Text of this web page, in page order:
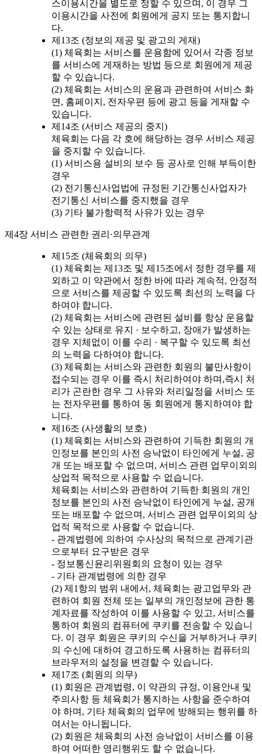
스이용시간을 별도로 정할 수 있으며, 이 경우 그
이용시간을 사전에 회원에게 공지 또는 통지합니
다.
제13조 (정보의 제공 및 광고의 게재)
(1) 체육회는 서비스를 운용함에 있어서 각종 정보
를 서비스에 게재하는 방법 등으로 회원에게 제공
할 수 있습니다.
(2) 체육회는 서비스의 운용과 관련하여 서비스 화
면, 홈페이지, 전자우편 등에 광고 등을 게재할 수
있습니다.
제14조 (서비스 제공의 중지)
체육회는 다음 각 호에 해당하는 경우 서비스 제공
을 중지할 수 있습니다.
(1) 서비스용 설비의 보수 등 공사로 인해 부득이한
경우
(2) 전기통신사업법에 규정된 기간통신사업자가
전기통신 서비스를 중지했을 경우
(3) 기타 불가항력적 사유가 있는 경우
제4장 서비스 관련한 권리·의무관계
제15조 (체육회의 의무)
(1) 체육회는 제13조 및 제15조에서 정한 경우를 제
외하고 이 약관에서 정한 바에 따라 계속적, 안정적
으로 서비스를 제공할 수 있도록 최선의 노력을 다
하여야 합니다.
(2) 체육회는 서비스에 관련된 설비를 항상 운용할
수 있는 상태로 유지 · 보수하고, 장애가 발생하는
경우 지체없이 이를 수리 · 복구할 수 있도록 최선
의 노력을 다하여야 합니다.
(3) 체육회는 서비스와 관련한 회원의 불만사항이
접수되는 경우 이를 즉시 처리하여야 하며,즉시 처
리가 곤란한 경우 그 사유와 처리일정을 서비스 또
는 전자우편를 통하여 동 회원에게 통지하여야 합
니다.
제16조 (사생활의 보호)
(1) 체육회는 서비스와 관련하여 기득한 회원의 개
인정보를 본인의 사전 승낙없이 타인에게 누설, 공
개 또는 배포할 수 없으며, 서비스 관련 업무이외의
상업적 목적으로 사용할 수 없습니다.
체육회는 서비스와 관련하여 기득한 회원의 개인
정보를 본인의 사전 승낙없이 타인에게 누설, 공개
또는 배포할 수 없으며, 서비스 관련 업무이외의 상
업적 목적으로 사용할 수 없습니다.
- 관계법령에 의하여 수사상의 목적으로 관계기관
으로부터 요구받은 경우
- 정보통신윤리위원회의 요청이 있는 경우
- 기타 관계법령에 의한 경우
(2) 제1항의 범위 내에서, 체육회는 광고업무와 관
련하여 회원 전체 또는 일부의 개인정보에 관한 통
계자료를 작성하여 이를 사용할 수 있고, 서비스를
통하여 회원의 컴퓨터에 쿠키를 전송할 수 있습니
다. 이 경우 회원은 쿠키의 수신을 거부하거나 쿠키
의 수신에 대하여 경고하도록 사용하는 컴퓨터의
브라우저의 설정을 변경할 수 있습니다.
제17조 (회원의 의무)
(1) 회원은 관계법령, 이 약관의 규정, 이용안내 및
주의사항 등 체육회가 통지하는 사항을 준수하여
야 하며, 기타 체육회의 업무에 방해되는 행위를 하
여서는 아니됩니다.
(2) 회원은 체육회의 사전 승낙없이 서비스를 이용
하여 어떠한 영리행위도 할 수 없습니다.